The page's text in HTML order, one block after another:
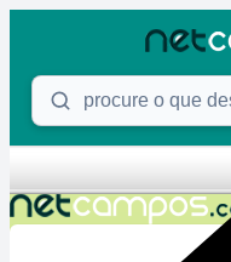
Procure o que deseja